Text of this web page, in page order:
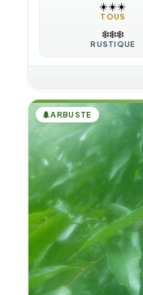
☀️☀️☀️
TOUS
❄️❄️❄️
RUSTIQUE
🌲ARBUSTE